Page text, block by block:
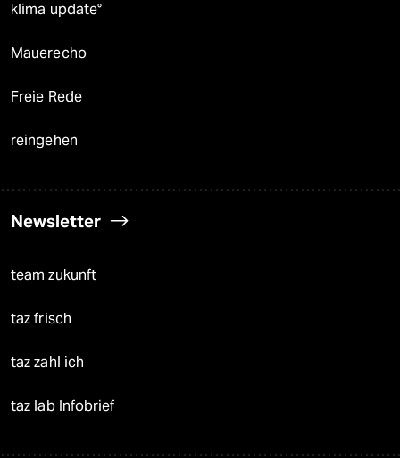
klima update°
Mauerecho
Freie Rede
reingehen
Newsletter
team zukunft
taz frisch
taz zahl ich
taz lab Infobrief